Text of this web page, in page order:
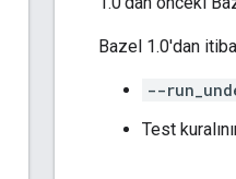
Bazel 1.0'dan
--
Test